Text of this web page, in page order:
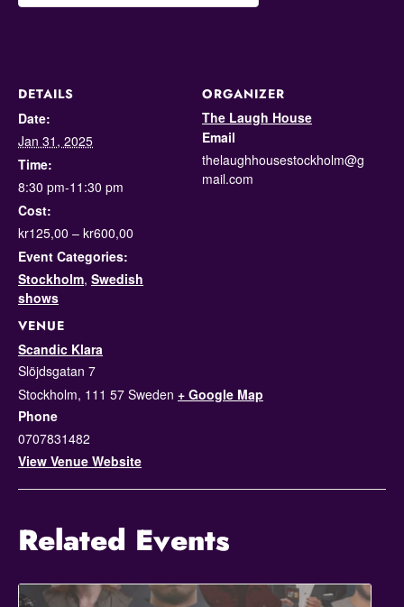
DETAILS
Date:
Jan 31, 2025
Time:
8:30 pm-11:30 pm
Cost:
kr125,00 – kr600,00
Event Categories:
Stockholm, Swedish
shows
VENUE
Scandic Klara
Slöjdsgatan 7
Stockholm, 111 57 Sweden + Google Map
Phone
0707831482
View Venue Website
ORGANIZER
The Laugh House
Email
thelaughhousestockholm@g
mail.com
Related Events